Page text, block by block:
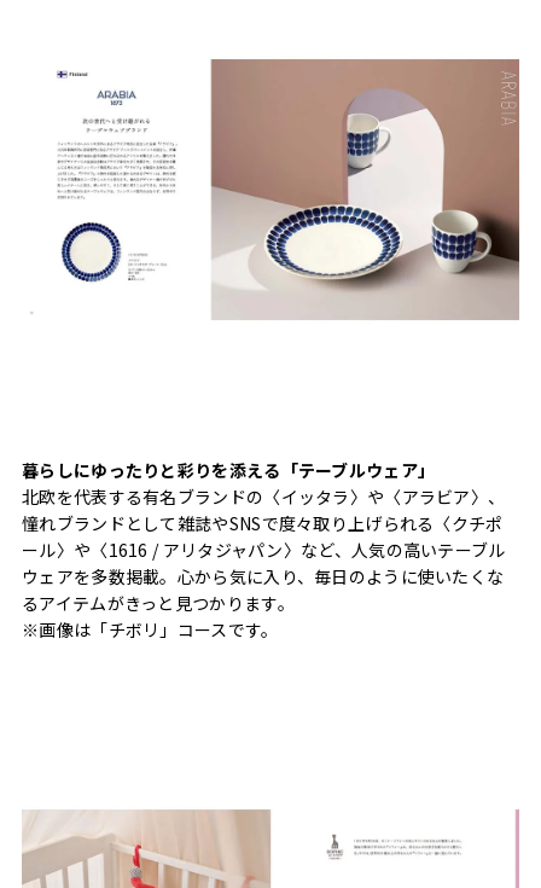
暮らしにゆったりと彩りを添える「テーブルウェア」
北欧を代表する有名ブランドの〈イッタラ〉や〈アラビア〉、
憧れブランドとして雑誌やSNSで度々取り上げられる〈クチポ
ール〉や〈1616 / アリタジャパン〉など、人気の高いテーブル
ウェアを多数掲載。心から気に入り、毎日のように使いたくな
るアイテムがきっと見つかります。
※画像は「チボリ」コースです。